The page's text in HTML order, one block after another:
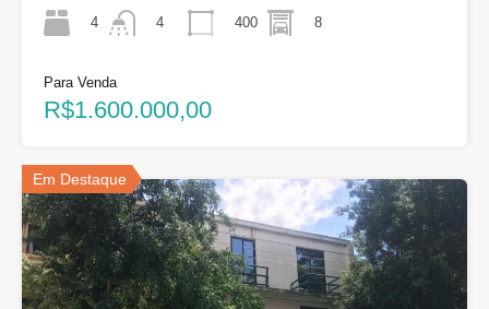
4
4
400
8
Para Venda
R$1.600.000,00
Em Destaque